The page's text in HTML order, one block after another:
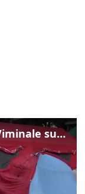
Gualtieri: "Responsabilità del Viminale su Spin Time? La posizione dei partiti è nota"